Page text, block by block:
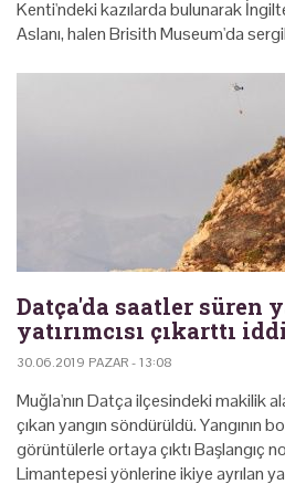
Kenti'ndeki kazılarda bulunarak
Aslanı, halen Brisith Museum'da
Datça'da saatler süren
yatırımcısı çıkarttı
30.06.2019 PAZAR - 13:08
Muğla'nın Datça ilçesindeki makilik
çıkan yangın söndürüldü. Yangının
görüntülerle ortaya çıktı Başlangıç
Limantepesi yönlerine ikiye ayrılan